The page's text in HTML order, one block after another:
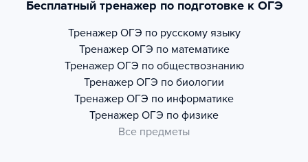
Бесплатный тренажер по подготовке к ОГЭ
Тренажер ОГЭ по русскому языку
Тренажер ОГЭ по математике
Тренажер ОГЭ по обществознанию
Тренажер ОГЭ по биологии
Тренажер ОГЭ по информатике
Тренажер ОГЭ по физике
Все предметы